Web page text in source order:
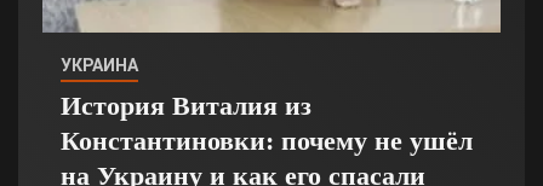
УКРАИНА
История Виталия из
Константиновки: почему не ушёл
на Украину и как его спасали